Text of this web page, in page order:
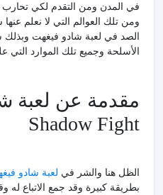
في المدن ومن التقدم لكي تحارب
ومن تلك العوالم التي لا نعلم
الصد في لعبة شادو فيغهت
الأسلحة وجميع تلك الموارد التي
مقدمة عن لعبة
Shadow Fight
الظل هنا والشر في لعبة شادو
بطريقة كبيرة وقد جمع الاتباع له